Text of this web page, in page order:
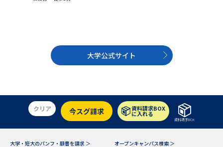
新生活お役立ちガイド
大学で学びたい学問発見
大学公式サイト
クリア 今スグ請求 資料請求BOX
に入れる
資料請求BOX
大学・短大のパンフ・願書を請求 ＞ オープンキャンパス検索 ＞